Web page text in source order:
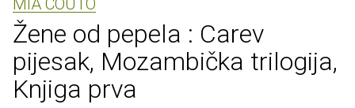
MIA COUTO
Žene od pepela : Carev
pijesak, Mozambička trilogija,
Knjiga prva